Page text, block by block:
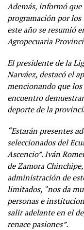
Además, informó que
programación por
este año se resumió
Agropecuaria
El presidente de la
Narváez, destacó el
mencionando que los
encuentro
deporte de la
“Estarán presentes
seleccionados del
Ascencio”. Iván
de Zamora
administración de
limitados, “nos da
personas e
salir adelante en el
renace pasiones”.